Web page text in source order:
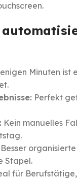
Minuten ist
Perfekt
Kein manuelles
Besser
Stapel.
für